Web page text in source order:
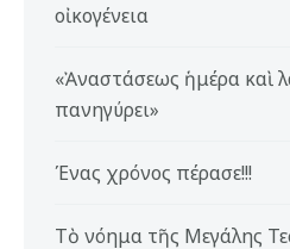
οἰκογένεια
«Ἀναστάσεως ἡμέρα καὶ
πανηγύρει»
Ένας χρόνος πέρασε!!!
Τὸ νόημα τῆς Μεγάλης